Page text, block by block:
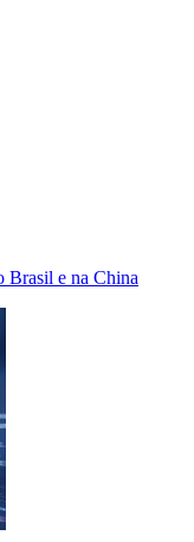
Brasil e na China